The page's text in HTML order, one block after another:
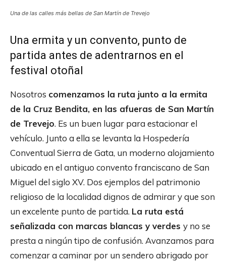
Una de las calles más bellas de San Martín de Trevejo
Una ermita y un convento, punto de
partida antes de adentrarnos en el
festival otoñal
Nosotros comenzamos la ruta junto a la ermita
de la Cruz Bendita, en las afueras de San Martín
de Trevejo. Es un buen lugar para estacionar el
vehículo. Junto a ella se levanta la Hospedería
Conventual Sierra de Gata, un moderno alojamiento
ubicado en el antiguo convento franciscano de San
Miguel del siglo XV. Dos ejemplos del patrimonio
religioso de la localidad dignos de admirar y que son
un excelente punto de partida. La ruta está
señalizada con marcas blancas y verdes y no se
presta a ningún tipo de confusión. Avanzamos para
comenzar a caminar por un sendero abrigado por